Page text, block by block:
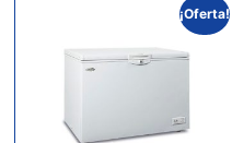
¡Oferta!